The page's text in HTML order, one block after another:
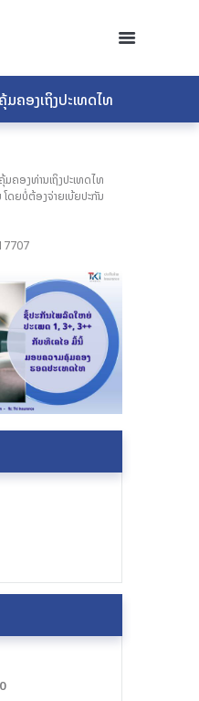
ຄອງເຖິງປະເທດໄທ
ຄອງທ່ານເຖິງປະເທດໄທ
ດຍບໍ່ຕ້ອງຈ່າຍເບ້ຍປະກັນ
0